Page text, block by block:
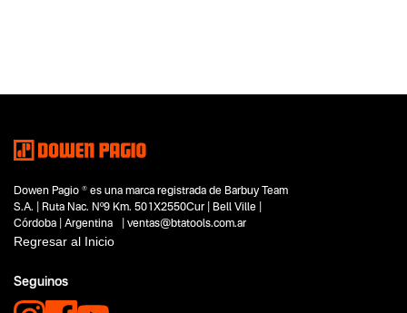
Segmentos - pendiente
Limpieza
Automotor
Capacidad
180 bar
Funcion o uso
No items found.
Tecnologia
Dowen Pagio ® es una marca registrada de Barbuy Team
S.A. | Ruta Nac. Nº9 Km. 501X2550Cur | Bell Ville |
Córdoba | Argentina | ventas@btatools.com.ar
Regresar al Inicio
Seguinos